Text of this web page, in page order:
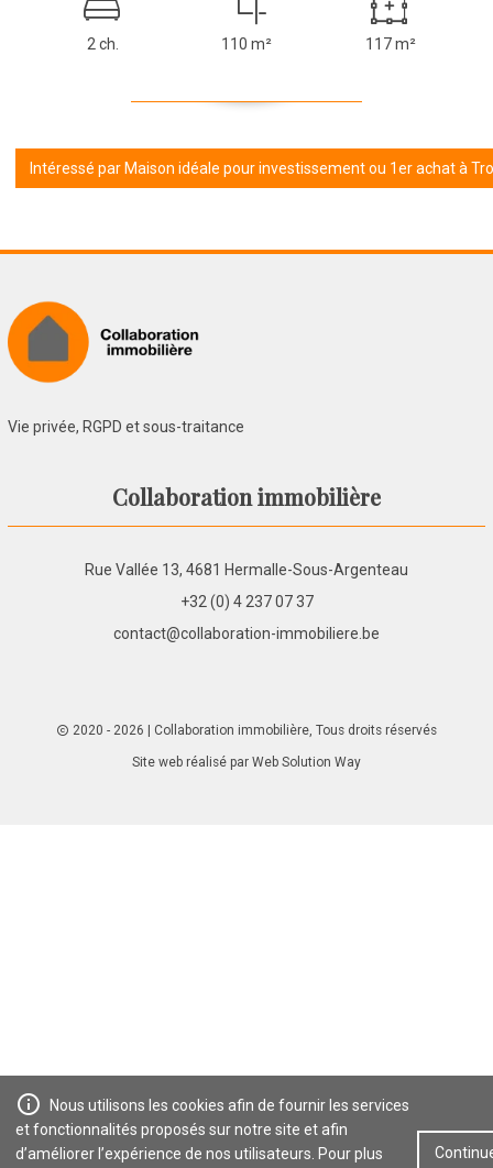
Nous utilisons les cookies afin de fournir les services
et fonctionnalités proposés sur notre site et afin
d’améliorer l’expérience de nos utilisateurs. Pour plus
2 ch. 110 m² 117 m²
Intéressé par Maison idéale pour investissement ou 1er achat à
Vie privée, RGPD et sous-traitance
Collaboration immobilière
Rue Vallée 13, 4681 Hermalle-Sous-Argenteau
+32 (0) 4 237 07 37
contact@collaboration-immobiliere.be
2020 - 2026 | Collaboration immobilière, Tous droits réservés
Site web réalisé par Web Solution Way